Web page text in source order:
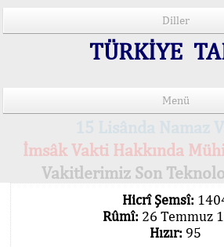
Diller
TÜRKİYE
Menü
İmsâk Vakti Hakkında
Vakitlerimiz Son
Hicrî Şemsî:
Rûmî: 26 Temmuz
Hızır: 95